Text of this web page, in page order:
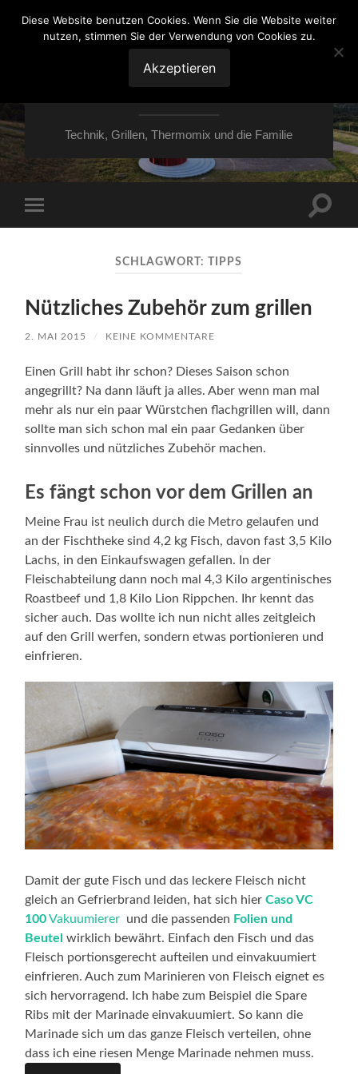
VON ESSEN ÜBER
HESSEN NACH
MOERS
Technik, Grillen, Thermomix und die Familie
Menü
SCHLAGWORT:TIPPS
Nützliches Zubehör zum grillen
2. MAI 2015 / KEINE KOMMENTARE
Einen Grill habt ihr schon? Dieses Saison schon
angegrillt? Na dann läuft ja alles. Aber wenn man mal
mehr als nur ein paar Würstchen flachgrillen will, dann
sollte man sich schon mal ein paar Gedanken über
sinnvolles und nützliches Zubehör machen.
Es fängt schon vor dem Grillen an
Meine Frau ist neulich durch die Metro gelaufen und
an der Fischtheke sind 4,2 kg Fisch, davon fast 3,5 Kilo
Lachs, in den Einkaufswagen gefallen. In der
Fleischabteilung dann noch mal 4,3 Kilo argentinisches
Roastbeef und 1,8 Kilo Lion Rippchen. Ihr kennt das
sicher auch. Das wollte ich nun nicht alles zeitgleich
auf den Grill werfen, sondern etwas portionieren und
einfrieren.
Damit der gute Fisch und das leckere Fleisch nicht
gleich an Gefrierbrand leiden, hat sich hierCaso VC
100 Vakuumierer und die passenden Folien und
Beutel wirklich bewährt. Einfach den Fisch und das
Fleisch portionsgerecht aufteilen und einvakuumiert
einfrieren. Auch zum Marinieren von Fleisch eignet es
sich hervorragend. Ich habe zum Beispiel die Spare
Ribs mit der Marinade einvakuumiert. So kann die
Marinade sich um das ganze Fleisch verteilen, ohne
dass ich eine riesen Menge Marinade nehmen muss.
Diese Website benutzen Cookies. Wenn Sie die Website weiter
nutzen, stimmen Sie der Verwendung von Cookies zu.
Akzeptieren